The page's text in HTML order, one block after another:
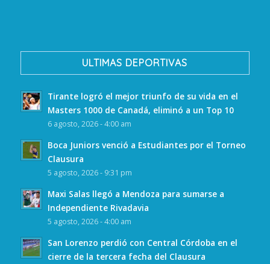
ULTIMAS DEPORTIVAS
Tirante logró el mejor triunfo de su vida en el
Masters 1000 de Canadá, eliminó a un Top 10
6 agosto, 2026 - 4:00 am
Boca Juniors venció a Estudiantes por el Torneo
Clausura
5 agosto, 2026 - 9:31 pm
Maxi Salas llegó a Mendoza para sumarse a
Independiente Rivadavia
5 agosto, 2026 - 4:00 am
San Lorenzo perdió con Central Córdoba en el
cierre de la tercera fecha del Clausura